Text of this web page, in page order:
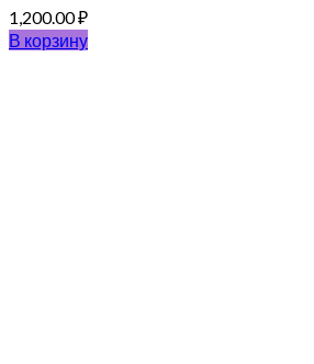
1,200.00₽
В корзину